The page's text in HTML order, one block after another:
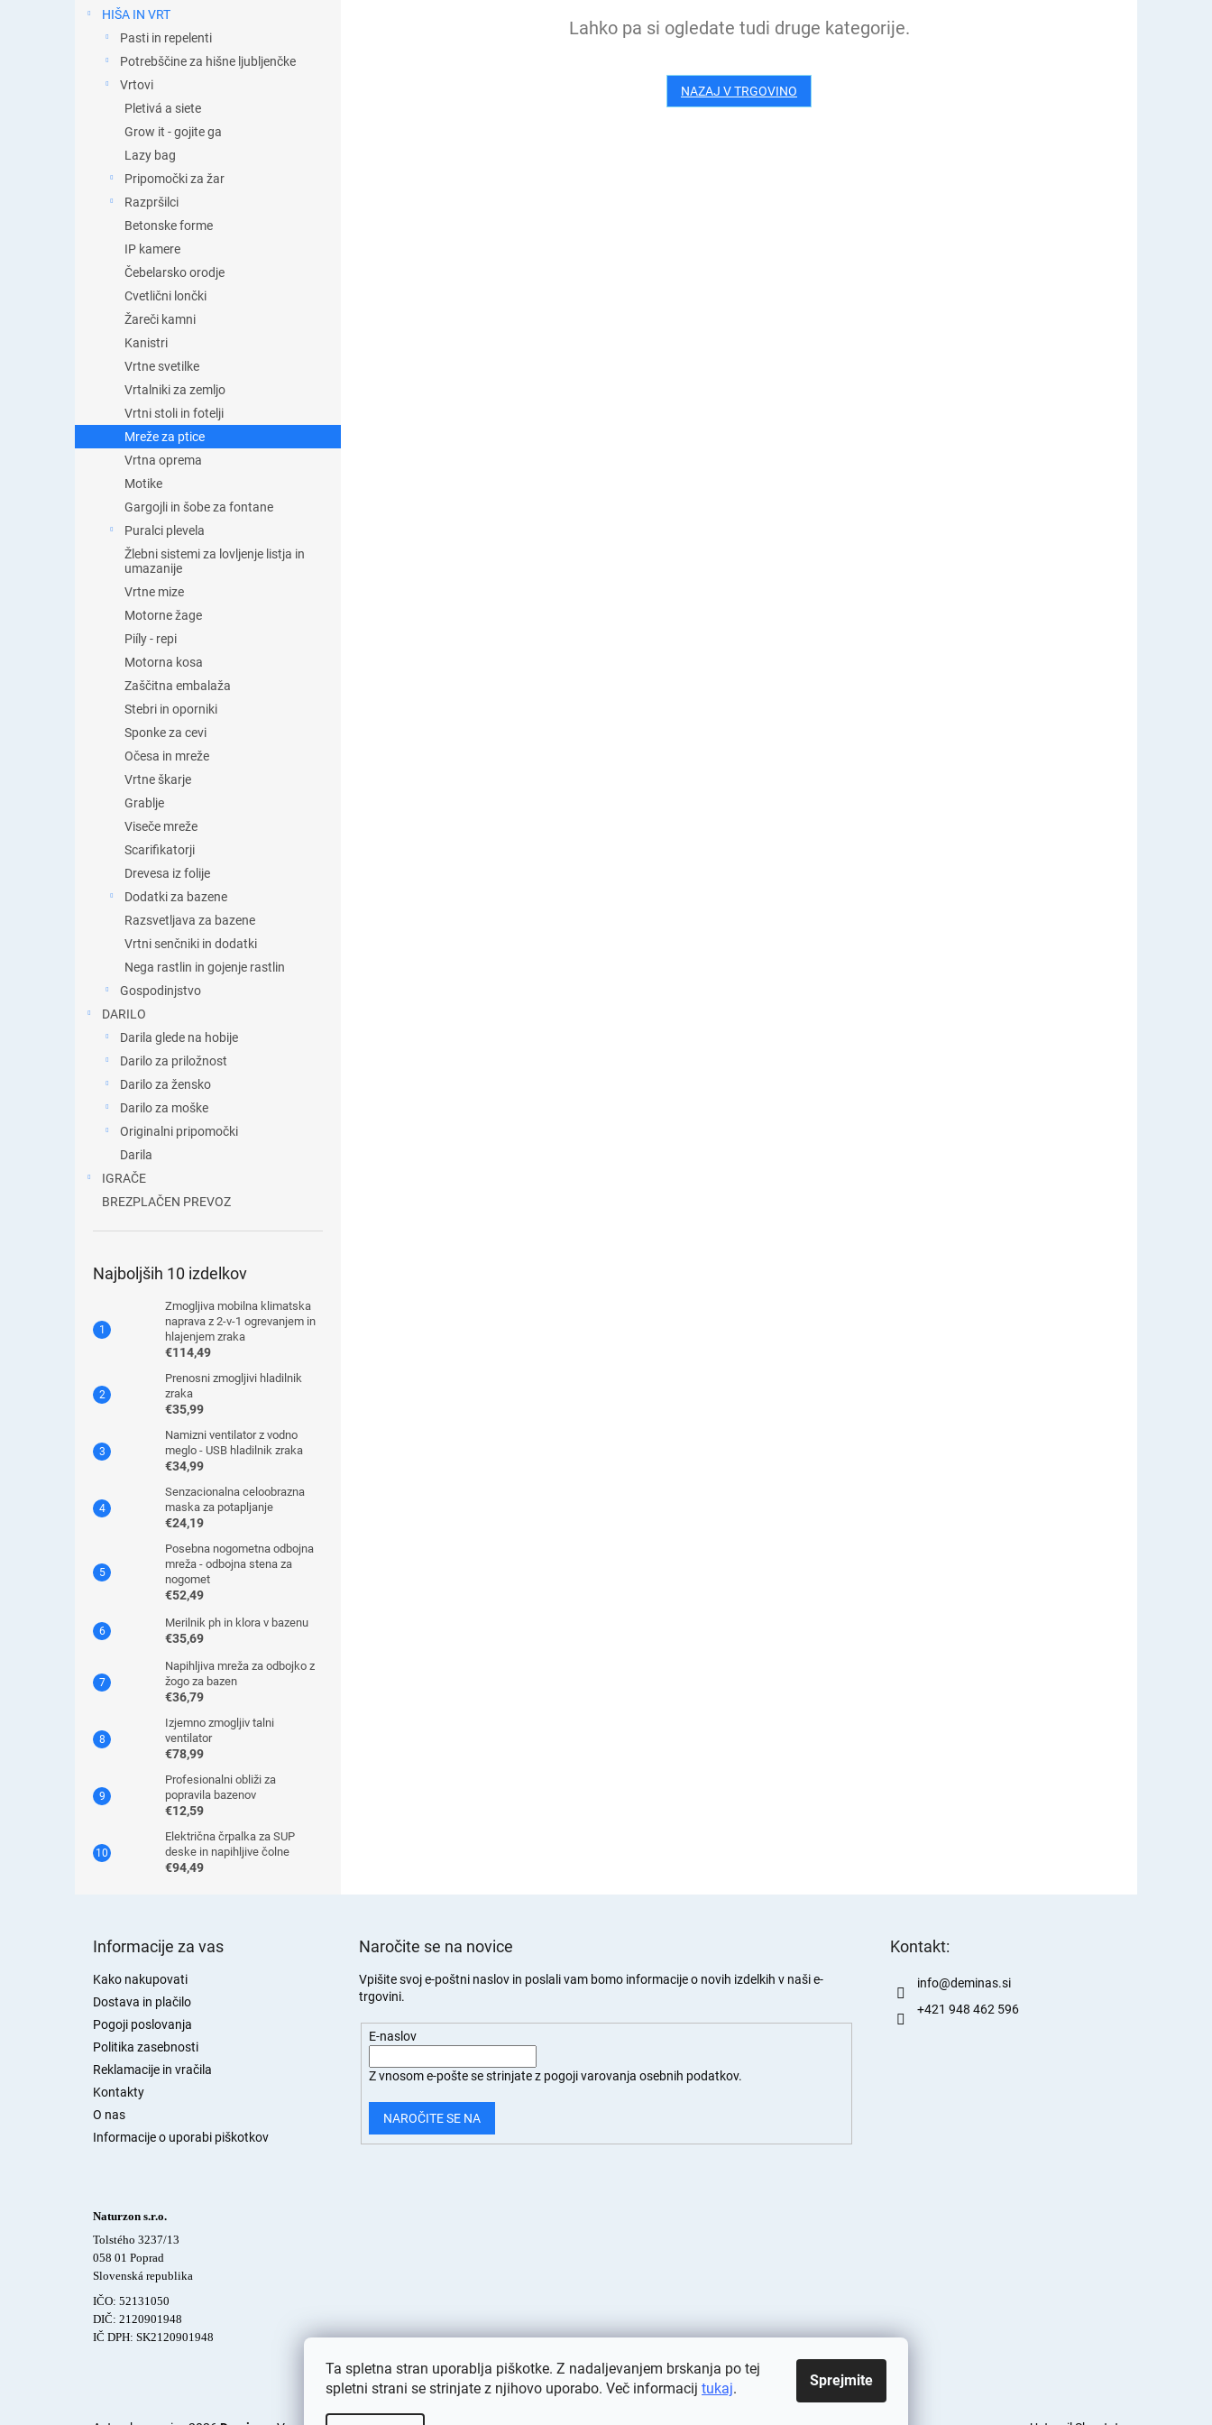
Ta spletna stran uporablja piškotke. Z nadaljevanjem brskanja po tej
spletni strani se strinjate z njihovo uporabo. Več informacij tukaj. Sprejmite
HIŠA IN VRT
Pasti in repelenti
Potrebščine za hišne ljubljenčke
Vrtovi
Pletivá a siete
Grow it - gojite ga
Lazy bag
Pripomočki za žar
Razpršilci
Betonske forme
IP kamere
Čebelarsko orodje
Cvetlični lončki
Žareči kamni
Kanistri
Vrtne svetilke
Vrtalniki za zemljo
Vrtni stoli in fotelji
Mreže za ptice
Vrtna oprema
Motike
Gargojli in šobe za fontane
Puralci plevela
Žlebni sistemi za lovljenje listja in
umazanije
Vrtne mize
Motorne žage
Piíly - repi
Motorna kosa
Zaščitna embalaža
Stebri in oporniki
Sponke za cevi
Očesa in mreže
Vrtne škarje
Grablje
Viseče mreže
Scarifikatorji
Drevesa iz folije
Dodatki za bazene
Razsvetljava za bazene
Vrtni senčniki in dodatki
Nega rastlin in gojenje rastlin
Gospodinjstvo
DARILO
Darila glede na hobije
Darilo za priložnost
Darilo za žensko
Darilo za moške
Originalni pripomočki
Darila
IGRAČE
BREZPLAČEN PREVOZ
Najboljših 10 izdelkov
Zmogljiva mobilna klimatska
naprava z 2-v-1 ogrevanjem in
hlajenjem zraka
€114,49
Prenosni zmogljivi hladilnik
zraka
€35,99
Namizni ventilator z vodno
meglo - USB hladilnik zraka
€34,99
Senzacionalna celoobrazna
maska ​​za potapljanje
€24,19
Posebna nogometna odbojna
mreža - odbojna stena za
nogomet
€52,49
Merilnik ph in klora v bazenu
€35,69
Napihljiva mreža za odbojko z
žogo za bazen
€36,79
Izjemno zmogljiv talni
ventilator
€78,99
Profesionalni obliži za
popravila bazenov
€12,59
Električna črpalka za SUP
deske in napihljive čolne
€94,49
Lahko pa si ogledate tudi druge kategorije.
NAZAJ V TRGOVINO
Informacije za vas
Kako nakupovati
Dostava in plačilo
Pogoji poslovanja
Politika zasebnosti
Reklamacije in vračila
Kontakty
O nas
Informacije o uporabi piškotkov
Naročite se na novice
Vpišite svoj e-poštni naslov in poslali vam bomo informacije o novih izdelkih v naši e-
trgovini.
E-naslov
Z vnosom e-pošte se strinjate z pogoji varovanja osebnih podatkov.
NAROČITE SE NA
Kontakt:
info@deminas.si
+421 948 462 596
Naturzon s.r.o.
Tolstého 3237/13
058 01 Poprad
Slovenská republika
IČO: 52131050
DIČ: 2120901948
IČ DPH: SK2120901948